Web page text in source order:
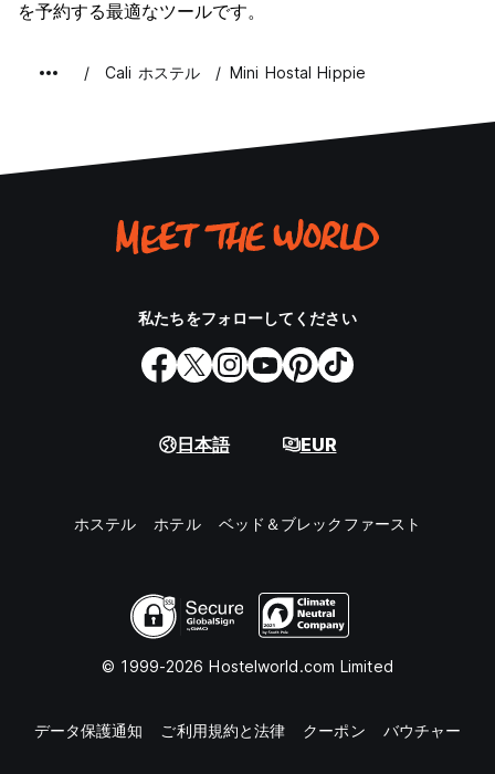
を予約する最適なツールです。
Cali ホステル Mini Hostal Hippie
私たちをフォローしてください
日本語 EUR
ホステル ホテル ベッド＆ブレックファースト
© 1999-2026 Hostelworld.com Limited
データ保護通知 ご利用規約と法律 クーポン バウチャー